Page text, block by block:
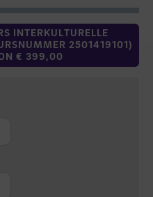
INTERKULTURELLE
2501419101)
€ 399,00